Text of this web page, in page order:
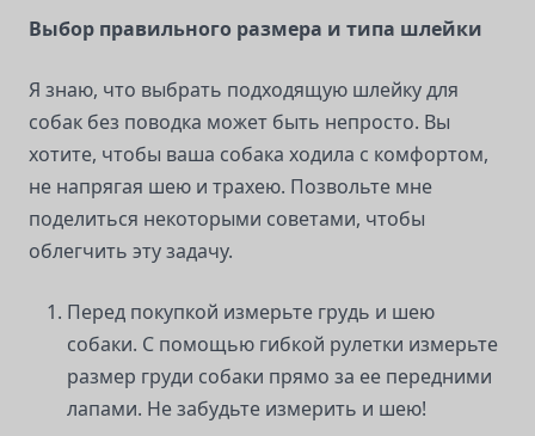
Выбор правильного размера и типа шлейки
Я знаю, что выбрать подходящую шлейку для
собак без поводка может быть непросто. Вы
хотите, чтобы ваша собака ходила с комфортом,
не напрягая шею и трахею. Позвольте мне
поделиться некоторыми советами, чтобы
облегчить эту задачу.
Перед покупкой измерьте грудь и шею
собаки. С помощью гибкой рулетки измерьте
размер груди собаки прямо за ее передними
лапами. Не забудьте измерить и шею!